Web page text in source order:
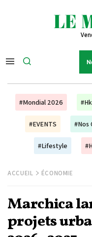
#Mondial 2026
#EVENTS #Nos
#Lifestyle
ACCUEIL ÉCONOMIE
Marchica
projets